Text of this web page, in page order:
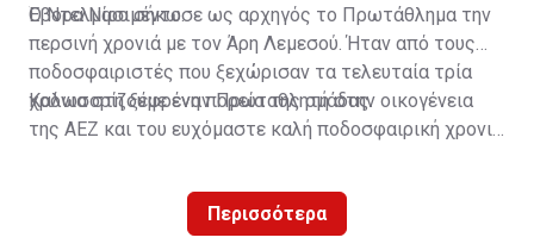
Έβορα Νασιμέντο.
Ο Ντελμίρο σήκωσε ως αρχηγός το Πρωτάθλημα την
περσινή χρονιά με τον Άρη Λεμεσού. Ήταν από τους
ποδοσφαιριστές που ξεχώρισαν τα τελευταία τρία
χρόνια στη ξέφρενη πορεία της ομάδας.
Καλωσορίζουμε έναν Πρωταθλητή στην οικογένεια
της ΑΕΖ και του ευχόμαστε καλή ποδοσφαιρική χρονιά
Περισσότερα